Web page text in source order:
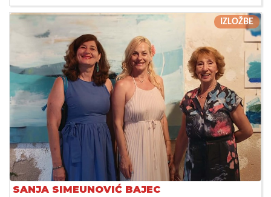
IZLOŽBE
SANJA SIMEUNOVIĆ BAJEC